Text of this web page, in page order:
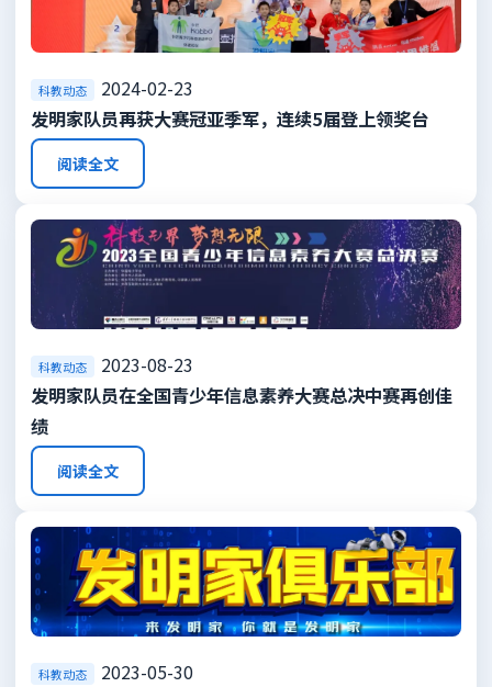
科教动态
2024-02-23
发明家队员再获大赛冠亚季军，连续5届登上领奖台
阅读全文
科教动态
2023-08-23
发明家队员在全国青少年信息素养大赛总决中赛再创佳
绩
阅读全文
科教动态
2023-05-30